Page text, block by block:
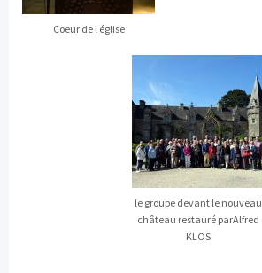
Coeur de l église
le groupe devant le nouveau
château restauré parAlfred
KLOS